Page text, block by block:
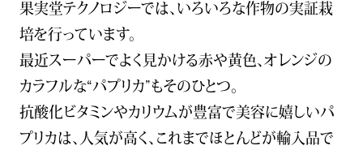
高瀬式14回転ハウス
DX戦略
果実堂テクノロジーでは、いろいろな作物の実証栽
培を行っています。
最近スーパーでよく見かける赤や黄色、オレンジの
カラフルな“パプリカ”もそのひとつ。
抗酸化ビタミンやカリウムが豊富で美容に嬉しいパ
プリカは、人気が高く、これまでほとんどが輸入品で